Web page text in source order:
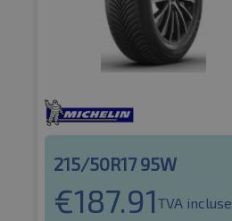
215/50R17 95W
€187.91 TVA incluse